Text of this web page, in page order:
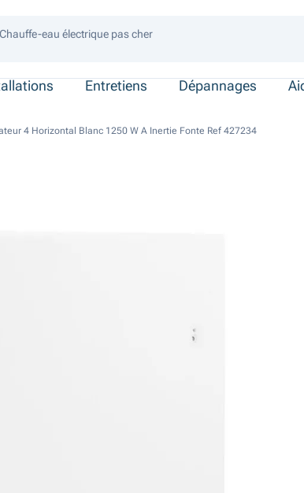
Chauffe-eau électrique pas cher
Chauffe-eau électrique gain de place
Chauffe-eau électrique 4 personnes
Chauffe-eau électrique 2 personnes
Chauffe-eau électrique connecté
Entretiens Dépannages
4 Horizontal Blanc 1250 W A Inertie Fonte Ref 427234